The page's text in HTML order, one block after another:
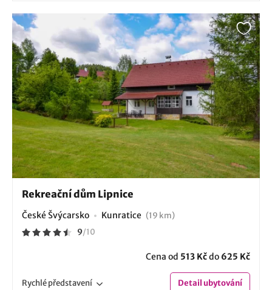
Rekreační dům Lipnice
České Švýcarsko Kunratice (19 km)
9/10
Cena od 513 Kčdo 625 Kč
Rychlépředstavení Detailubytování